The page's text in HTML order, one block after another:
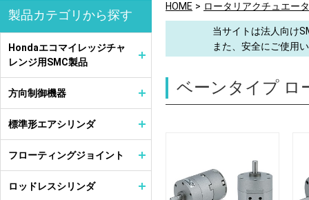
HOME ロータリアクチュエータ
当サイトは法人向け
また、安全にご使用
ベーンタイプ ロ
製品カテゴリから探す
Hondaエコマイレッジチャ
レンジ用SMC製品
方向制御機器
標準形エアシリンダ
フローティングジョイント
ロッドレスシリンダ